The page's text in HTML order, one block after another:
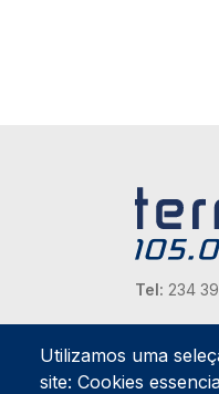
Tel: 234
Endereço
Apartado
Rua Gil
Utilizamos uma
site: Cookies